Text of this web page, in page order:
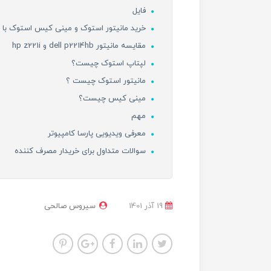
فایل
خرید مانیتور استوک و مینی کیس استوک با
مقایسه مانیتور dell p2214hb و hp z221i
لپتاپ استوک چیست؟
مانیتور استوک چیست ؟
مینی کیس چیست؟
مهم
معرفی ویدیویی پارسا کامپیوتر
سوالات متداول برای خریدار مصرف کننده
سیروس صالحی